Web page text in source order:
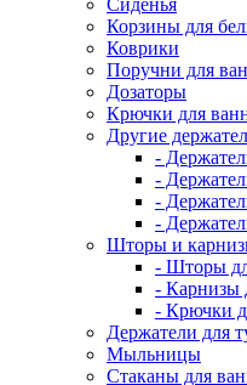
Сиденья
Корзины для
Коврики
Поручни для
Дозаторы
Крючки для
Другие
-
-
-
-
Шторы и
- Шторы
- Карнизы
- Крючки
Держатели для
Мыльницы
Стаканы для